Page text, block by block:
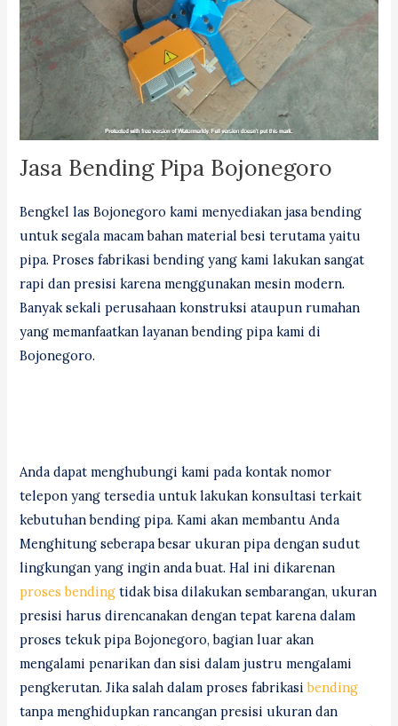
Jasa Bending Pipa Bojonegoro
Bengkel las Bojonegoro kami menyediakan jasa bending
untuk segala macam bahan material besi terutama yaitu
pipa. Proses fabrikasi bending yang kami lakukan sangat
rapi dan presisi karena menggunakan mesin modern.
Banyak sekali perusahaan konstruksi ataupun rumahan
yang memanfaatkan layanan bending pipa kami di
Bojonegoro.
Anda dapat menghubungi kami pada kontak nomor
telepon yang tersedia untuk lakukan konsultasi terkait
kebutuhan bending pipa. Kami akan membantu Anda
Menghitung seberapa besar ukuran pipa dengan sudut
lingkungan yang ingin anda buat. Hal ini dikarenan
proses bending tidak bisa dilakukan sembarangan, ukuran
presisi harus direncanakan dengan tepat karena dalam
proses tekuk pipa Bojonegoro, bagian luar akan
mengalami penarikan dan sisi dalam justru mengalami
pengkerutan. Jika salah dalam proses fabrikasibending
tanpa menghidupkan rancangan presisi ukuran dan